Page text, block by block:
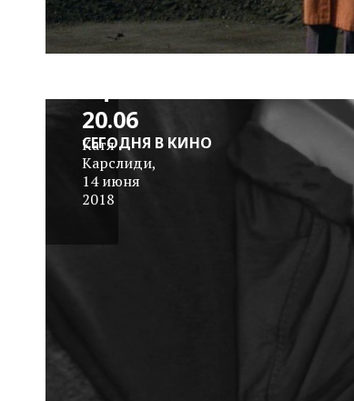
Сомнительная
20.06
Катя
Карслиди,
14 июня
2018
СЕГОДНЯ В КИНО